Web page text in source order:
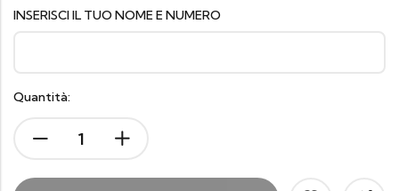
INSERISCI IL TUO NOME E NUMERO
Quantità: